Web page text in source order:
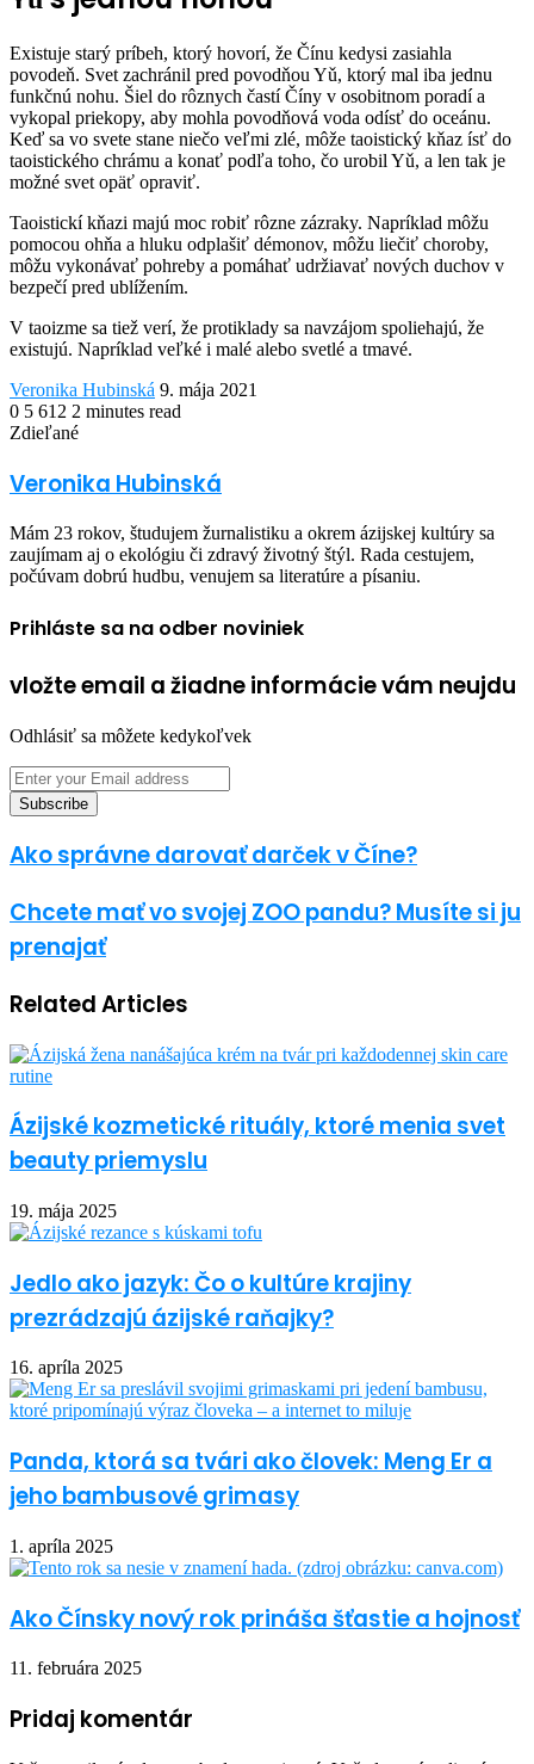
Existuje starý príbeh, ktorý hovorí, že Čínu kedysi zasiahla
povodeň. Svet zachránil pred povodňou Yǔ, ktorý mal iba jednu
funkčnú nohu. Šiel do rôznych častí Číny v osobitnom poradí a
vykopal priekopy, aby mohla povodňová voda odísť do oceánu.
Keď sa vo svete stane niečo veľmi zlé, môže taoistický kňaz ísť do
taoistického chrámu a konať podľa toho, čo urobil Yǔ, a len tak je
možné svet opäť opraviť.
Taoistickí kňazi majú moc robiť rôzne zázraky. Napríklad môžu
pomocou ohňa a hluku odplašiť démonov, môžu liečiť choroby,
môžu vykonávať pohreby a pomáhať udržiavať nových duchov v
bezpečí pred ublížením.
V taoizme sa tiež verí, že protiklady sa navzájom spoliehajú, že
existujú. Napríklad veľké i malé alebo svetlé a tmavé.
Veronika Hubinská Send
an
9. mája 2021
0 5 612 2 minutes read
Facebook
Twitter
LinkedIn
Share
Email
Print
Zdieľané
via
Email
Veronika Hubinská
Mám 23 rokov, študujem žurnalistiku a okrem ázijskej kultúry sa
zaujímam aj o ekológiu či zdravý životný štýl. Rada cestujem,
počúvam dobrú hudbu, venujem sa literatúre a písaniu.
Prihláste sa na odber noviniek
vložte email a žiadne informácie vám neujdu
Odhlásiť sa môžete kedykoľvek
Enter
your
Email
Ako správne darovať darček v Číne?
Chcete mať vo svojej ZOO pandu? Musíte si ju
prenajať
Related Articles
Ázijské kozmetické rituály, ktoré menia svet
beauty priemyslu
19. mája 2025
Jedlo ako jazyk: Čo o kultúre krajiny
prezrádzajú ázijské raňajky?
16. apríla 2025
Panda, ktorá sa tvári ako človek: Meng Er a
jeho bambusové grimasy
1. apríla 2025
Ako Čínsky nový rok prináša šťastie a hojnosť
11. februára 2025
Pridaj komentár